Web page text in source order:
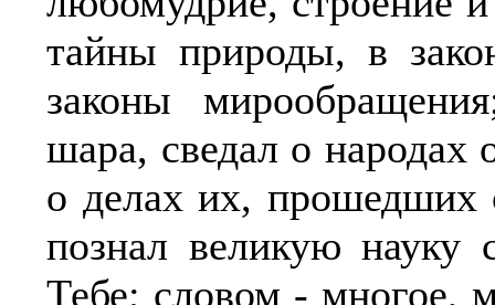
тайны природы, в
законы
шара, сведал о народах
о делах их, прошедших
познал великую науку
Тебе; словом - многое,